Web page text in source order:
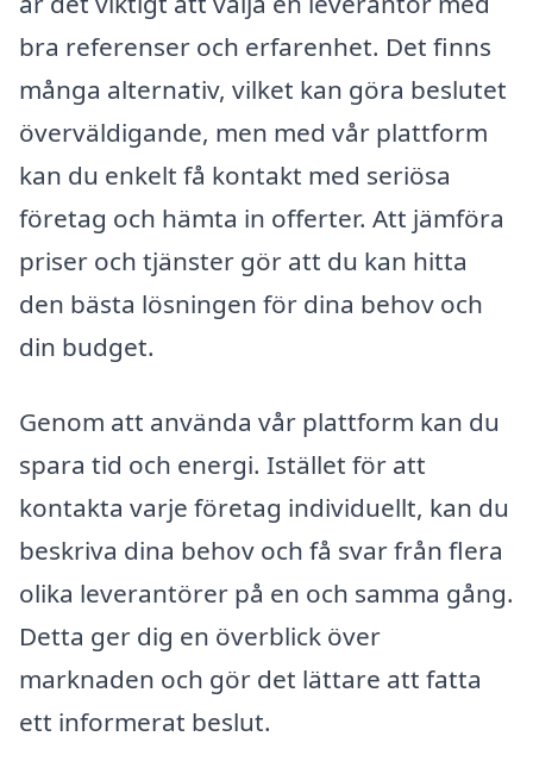
bra referenser och erfarenhet. Det finns
många alternativ, vilket kan göra beslutet
överväldigande, men med vår plattform
kan du enkelt få kontakt med seriösa
företag och hämta in offerter. Att jämföra
priser och tjänster gör att du kan hitta
den bästa lösningen för dina behov och
din budget.
Genom att använda vår plattform kan du
spara tid och energi. Istället för att
kontakta varje företag individuellt, kan du
beskriva dina behov och få svar från flera
olika leverantörer på en och samma gång.
Detta ger dig en överblick över
marknaden och gör det lättare att fatta
ett informerat beslut.